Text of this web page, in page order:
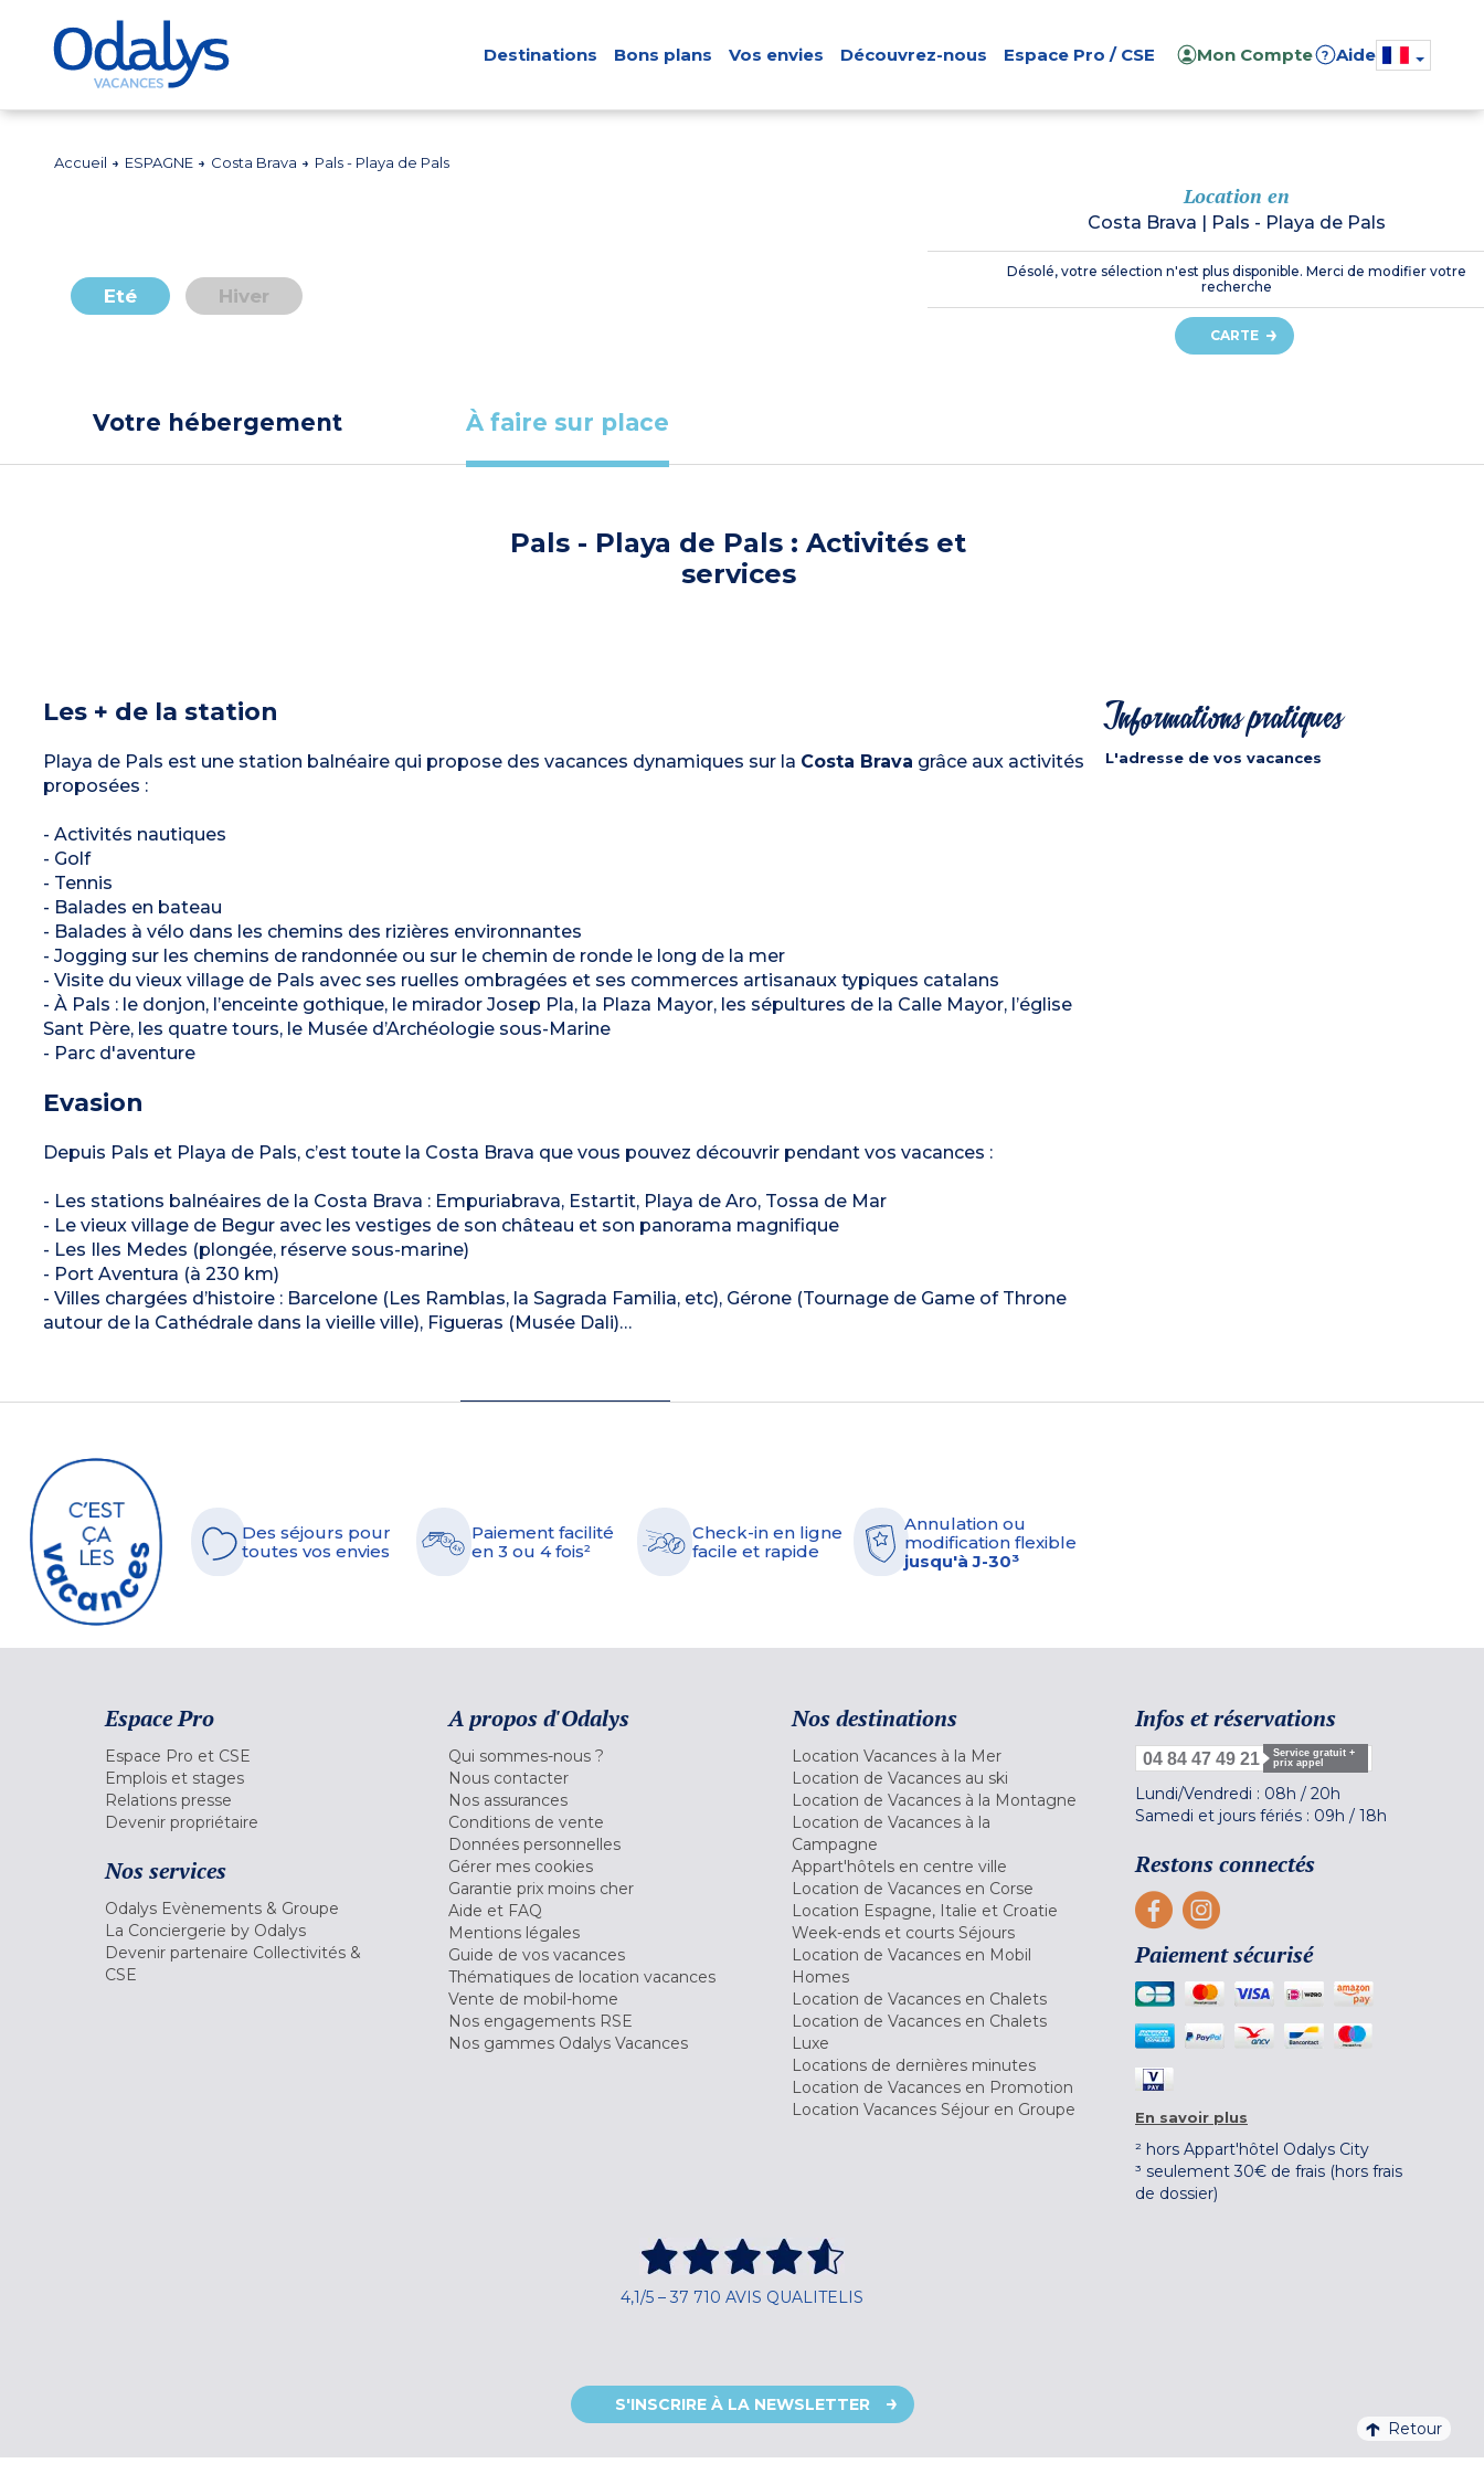
Destinations Bons plans Vos envies Découvrez-nous Espace Pro / CSE Mon Compte ? Aide
Accueil ESPAGNE Costa Brava Pals - Playa de Pals
Eté Hiver
Location en
Costa Brava | Pals - Playa de Pals
Désolé, votre sélection n'est plus disponible. Merci de modifier votre
recherche
CARTE
Votre hébergement À faire sur place
Pals - Playa de Pals : Activités et
services
Les + de la station
Playa de Pals est une station balnéaire qui propose des vacances dynamiques sur la Costa Brava grâce aux activités
proposées :
- Activités nautiques
- Golf
- Tennis
- Balades en bateau
- Balades à vélo dans les chemins des rizières environnantes
- Jogging sur les chemins de randonnée ou sur le chemin de ronde le long de la mer
- Visite du vieux village de Pals avec ses ruelles ombragées et ses commerces artisanaux typiques catalans
- À Pals : le donjon, l’enceinte gothique, le mirador Josep Pla, la Plaza Mayor, les sépultures de la Calle Mayor, l’église
Sant Père, les quatre tours, le Musée d’Archéologie sous-Marine
- Parc d'aventure
Evasion
Depuis Pals et Playa de Pals, c’est toute la Costa Brava que vous pouvez découvrir pendant vos vacances :
- Les stations balnéaires de la Costa Brava : Empuriabrava, Estartit, Playa de Aro, Tossa de Mar
- Le vieux village de Begur avec les vestiges de son château et son panorama magnifique
- Les Iles Medes (plongée, réserve sous-marine)
- Port Aventura (à 230 km)
- Villes chargées d’histoire : Barcelone (Les Ramblas, la Sagrada Familia, etc), Gérone (Tournage de Game of Throne
autour de la Cathédrale dans la vieille ville), Figueras (Musée Dali)…
Informations pratiques
L'adresse de vos vacances
Des séjours pour
toutes vos envies
Paiement facilité
en 3 ou 4 fois²
Check-in en ligne
facile et rapide
Annulation ou
modification flexible
jusqu'à J-30³
Espace Pro
Espace Pro et CSE
Emplois et stages
Relations presse
Devenir propriétaire
Nos services
Odalys Evènements & Groupe
La Conciergerie by Odalys
Devenir partenaire Collectivités &
CSE
A propos d'Odalys
Qui sommes-nous ?
Nous contacter
Nos assurances
Conditions de vente
Données personnelles
Gérer mes cookies
Garantie prix moins cher
Aide et FAQ
Mentions légales
Guide de vos vacances
Thématiques de location vacances
Vente de mobil-home
Nos engagements RSE
Nos gammes Odalys Vacances
Nos destinations
Location Vacances à la Mer
Location de Vacances au ski
Location de Vacances à la Montagne
Location de Vacances à la
Campagne
Appart'hôtels en centre ville
Location de Vacances en Corse
Location Espagne, Italie et Croatie
Week-ends et courts Séjours
Location de Vacances en Mobil
Homes
Location de Vacances en Chalets
Location de Vacances en Chalets
Luxe
Locations de dernières minutes
Location de Vacances en Promotion
Location Vacances Séjour en Groupe
Infos et réservations
04 84 47 49 21
Service gratuit +
prix appel
Lundi/Vendredi : 08h / 20h
Samedi et jours fériés : 09h / 18h
Restons connectés
Paiement sécurisé
En savoir plus
² hors Appart'hôtel Odalys City
³ seulement 30€ de frais (hors frais
de dossier)
4,1/5 – 37 710 AVIS QUALITELIS
S'INSCRIRE À LA NEWSLETTER
Retour